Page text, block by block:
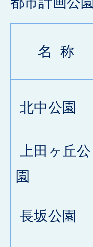
名 称
北中公園
上田ヶ丘公
園
長坂公園